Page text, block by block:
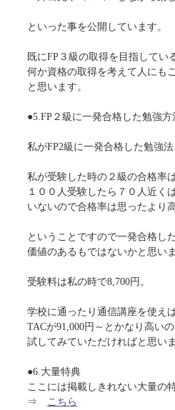
といった事を公開しています。
既にFP３級の取得を目指してい
何か資格の取得を考えて人にも
と思います。
●5.FP２級に一発合格した勉強方
私がFP2級に一発合格した勉強
私が受験した時の２級の合格率
１００人受験したら７０人近く
いないので合格率は思ったより
ということですので一発合格し
価値のあるもではないかと思いま
受験料は私の時で8,700円。
学校に通ったり通信講座を使え
TACが91,000円～とかなり高い
試してみていただければと思いま
●6.大量特典
ここには掲載しきれない大量の
⇒ こちら